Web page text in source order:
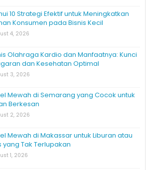
5, 2026
10 Strategi Efektif untuk Meningkatkan
4, 2026
Olahraga Kardio dan Manfaatnya: Kunci
3, 2026
Mewah di Semarang yang Cocok untuk
2, 2026
Mewah di Makassar untuk Liburan atau